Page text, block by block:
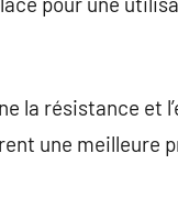
la résistance et
une meilleure